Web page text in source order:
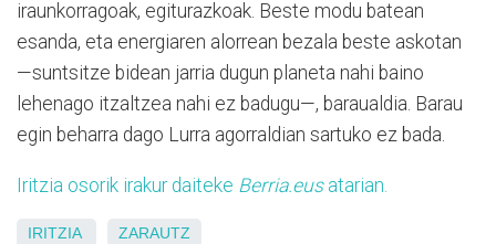
iraunkorragoak, egiturazkoak. Beste modu batean
esanda, eta energiaren alorrean bezala beste askotan
—suntsitze bidean jarria dugun planeta nahi baino
lehenago itzaltzea nahi ez badugu—, baraualdia. Barau
egin beharra dago Lurra agorraldian sartuko ez bada.
Iritzia osorik irakur daiteke Berria.eusatarian.
IRITZIA ZARAUTZ